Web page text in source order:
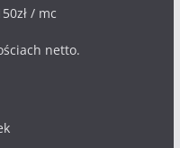
/ mc
netto.